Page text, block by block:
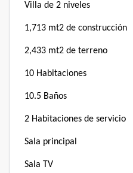
Villa de 2 niveles
1,713 mt2 de construcción
2,433 mt2 de terreno
10 Habitaciones
10.5 Baños
2 Habitaciones de servicio
Sala principal
Sala TV